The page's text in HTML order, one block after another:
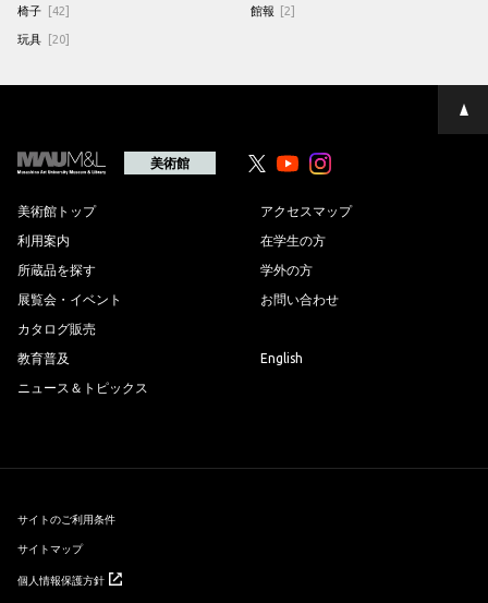
椅子 [42]
玩具 [20]
館報 [2]
ペ
ー
美術館 YoutubeYoutube
美術館トップ
利用案内
所蔵品を探す
展覧会・イベント
カタログ販売
教育普及
ニュース＆トピックス
アクセスマップ
在学生の方
学外の方
お問い合わせ
English
サイトのご利用条件
サイトマップ
個人情報保護方針